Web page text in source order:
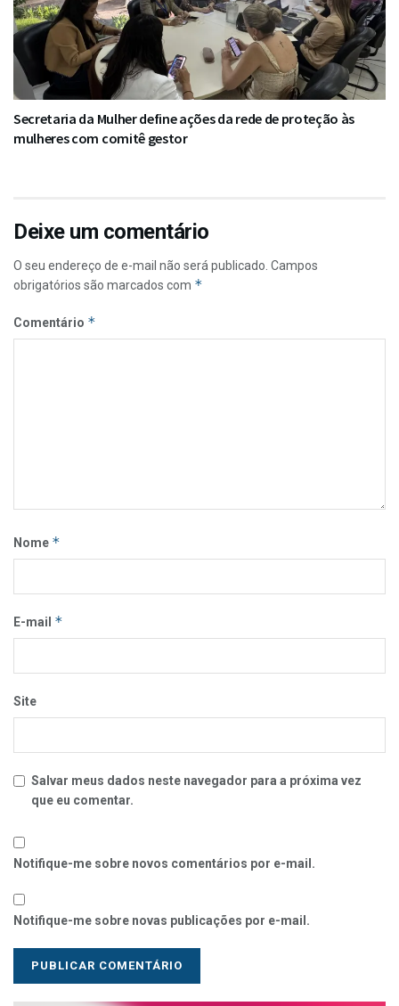
Secretaria da Mulher define ações da rede de proteção às
mulheres com comitê gestor
Deixe um comentário
O seu endereço de e-mail não será publicado. Campos
obrigatórios são marcados com *
Comentário *
Nome *
E-mail *
Site
Salvar meus dados neste navegador para a próxima vez
que eu comentar.
Notifique-me sobre novos comentários por e-mail.
Notifique-me sobre novas publicações por e-mail.